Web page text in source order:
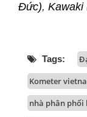
Đức), Kawaki
Tags:
Kometer
nhà phân phối